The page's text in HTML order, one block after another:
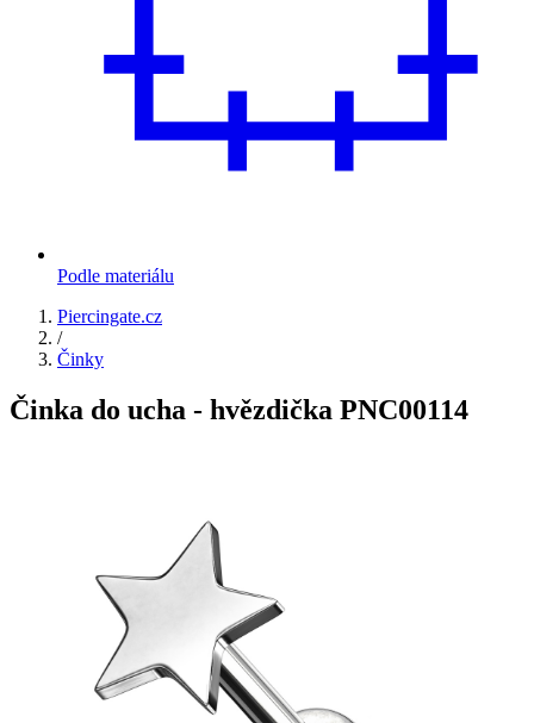
Podle materiálu
Piercingate.cz
/
Činky
Činka do ucha - hvězdička PNC00114